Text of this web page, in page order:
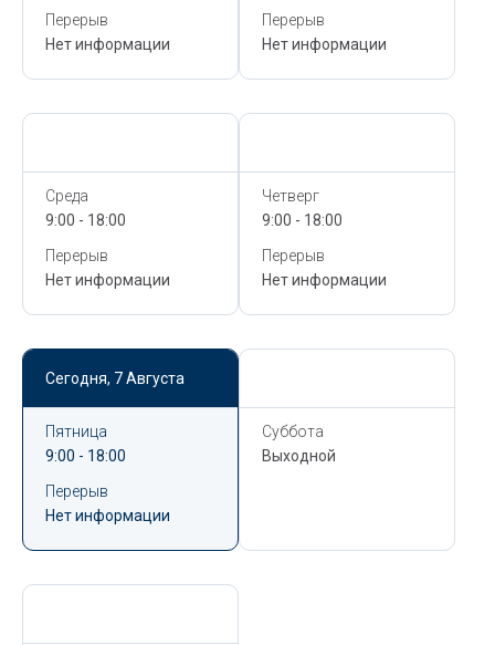
Перерыв
Нет информации
Перерыв
Нет информации
Среда
9:00 - 18:00
Перерыв
Нет информации
Четверг
9:00 - 18:00
Перерыв
Нет информации
Сегодня, 7 Августа
Пятница
9:00 - 18:00
Перерыв
Нет информации
Суббота
Выходной